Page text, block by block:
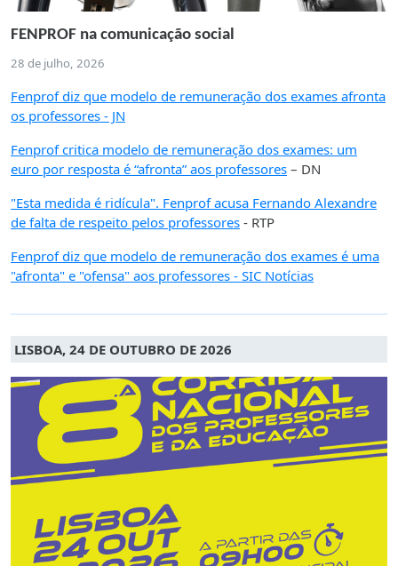
FENPROF na comunicação social
28 de julho, 2026
Fenprof diz que modelo de remuneração dos exames afronta
os professores - JN
Fenprof critica modelo de remuneração dos exames: um
euro por resposta é “afronta” aos professores – DN
"Esta medida é ridícula". Fenprof acusa Fernando Alexandre
de falta de respeito pelos professores - RTP
Fenprof diz que modelo de remuneração dos exames é uma
"afronta" e "ofensa" aos professores - SIC Notícias
LISBOA, 24 DE OUTUBRO DE 2026